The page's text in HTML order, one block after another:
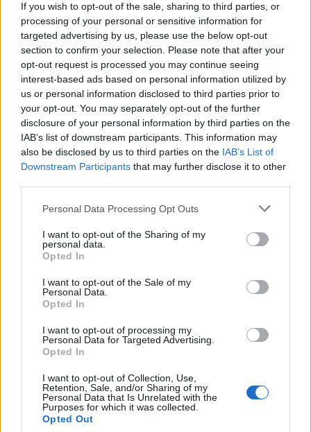
If you wish to opt-out of the sale, sharing to third parties, or
processing of your personal or sensitive information for
targeted advertising by us, please use the below opt-out
section to confirm your selection. Please note that after your
opt-out request is processed you may continue seeing
interest-based ads based on personal information utilized by
us or personal information disclosed to third parties prior to
your opt-out. You may separately opt-out of the further
disclosure of your personal information by third parties on the
IAB’s list of downstream participants. This information may
also be disclosed by us to third parties on the IAB’s List of
Downstream Participants that may further disclose it to other
Please note that this website/app uses one or more Google
not limited to your visit or usage behaviour. You may click to
grant or deny consent to Google and its third-party tags to
use your data for below specified purposes in below Google
consent section.
Personal Data Processing Opt Outs
I want to opt-out of the Sharing of my
personal data.
Opted In
I want to opt-out of the Sale of my
Personal Data.
Opted In
I want to opt-out of processing my
Personal Data for Targeted Advertising.
Opted In
I want to opt-out of Collection, Use,
Retention, Sale, and/or Sharing of my
Personal Data that Is Unrelated with the
Purposes for which it was collected.
Opted Out
Un freinage et une prière.
Et oui, finalement ce qui choque le plus au volant d’une
ancienne, c’est bien le freinage ! Mais comment nos pères
faisaient ?Et bien comme le dit souvent le mien, on visait
le fossé le moins profond et on espérait ensuite s’en sortir.
Mieux vaut conserver ses distances de sécurité dans la
circulation moderne car celui qui est devant vous possède
une distance d’arrêt nettement plus courte.
Conclusion : plaisir avant toutUne auto ancienne, c’est
une auto qui vit.
Elle danse, elle est parfois un peu caractérielle et elle sait
Jamais avare, c’est tout l’inverse des autos modernes bien
trop policées.
Moins sportive qu’elle n’y paraît et pas au niveau d’une
911, cette240Z
n’imaginait pas en vendre plus de 150 000 grâce à son
côté attachant et sa ligne séduisante.
Nissan 240Z